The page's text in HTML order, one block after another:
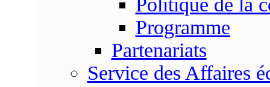
Politique de la
Programme
Partenariats
Service des Affaires